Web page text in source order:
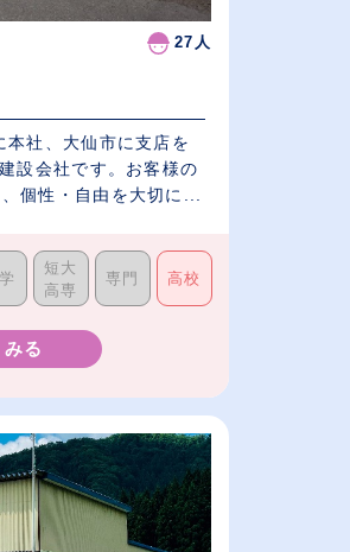
27人
社、大仙市に支店を
設会社です。お客様の
個性・自由を大切に...
短大
高専
専門 高校
る